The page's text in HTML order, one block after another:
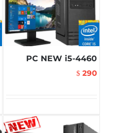
PC NEW i5-4460
$ 290